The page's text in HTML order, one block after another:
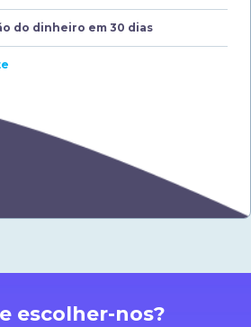
do dinheiro em 30 dias
escolher-nos?